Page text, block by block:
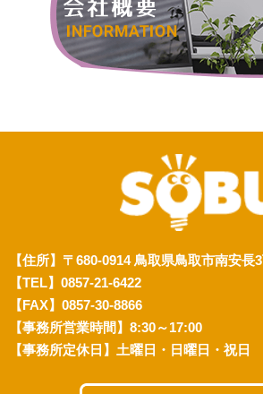
【住所】〒680-0914 鳥取県鳥取市南安長
【TEL】0857-21-6422
【FAX】0857-30-8866
【事務所営業時間】8:30～17:00
【事務所定休日】土曜日・日曜日・祝日